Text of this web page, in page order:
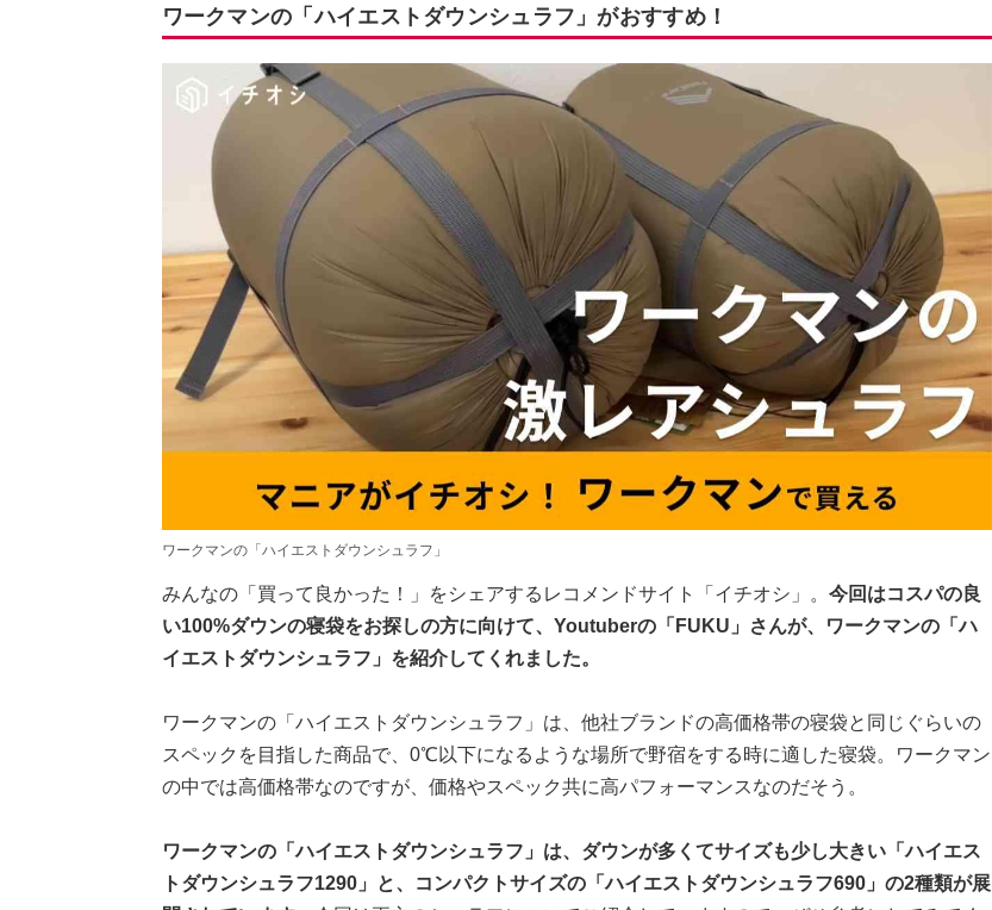
ワークマンの「ハイエストダウンシュラフ」がおすすめ！
ワークマンの「ハイエストダウンシュラフ」
みんなの「買って良かった！」をシェアするレコメンドサイト「イチオシ」。 今回はコスパの良
い100%ダウンの寝袋をお探しの方に向けて、Youtuberの「FUKU」さんが、ワークマンの「ハ
イエストダウンシュラフ」を紹介してくれました。
ワークマンの「ハイエストダウンシュラフ」は、他社ブランドの高価格帯の寝袋と同じぐらいの
スペックを目指した商品で、0℃以下になるような場所で野宿をする時に適した寝袋。ワークマン
の中では高価格帯なのですが、価格やスペック共に高パフォーマンスなのだそう。
ワークマンの「ハイエストダウンシュラフ」は、ダウンが多くてサイズも少し大きい「ハイエス
トダウンシュラフ1290」と、コンパクトサイズの「ハイエストダウンシュラフ690」の2種類が展